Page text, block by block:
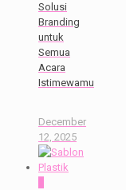
Solusi
Branding
untuk
Semua
Acara
Istimewamu
December
12, 2025